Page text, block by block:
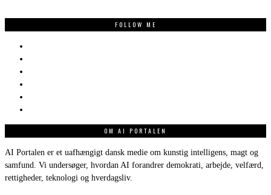
FOLLOW ME
OM AI PORTALEN
AI Portalen er et uafhængigt dansk medie om kunstig intelligens, magt og
samfund. Vi undersøger, hvordan AI forandrer demokrati, arbejde, velfærd,
rettigheder, teknologi og hverdagsliv.